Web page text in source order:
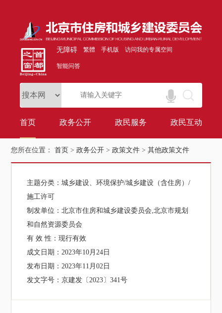
无障碍 繁體 手机版 访问我的专属空间
智能问答
首页 政务公开 政民服务 政民互动
您所在位置：首页 >政务公开 >政策文件 >其他政策文件
主题分类：城乡建设、环境保护/城乡建设（含住房）/
施工许可
制发单位：北京市住房和城乡建设委员会,北京市规划
和自然资源委员会
有 效 性：现行有效
成文日期：2023年10月24日
发布日期：2023年11月02日
发文字号：京建发〔2023〕341号